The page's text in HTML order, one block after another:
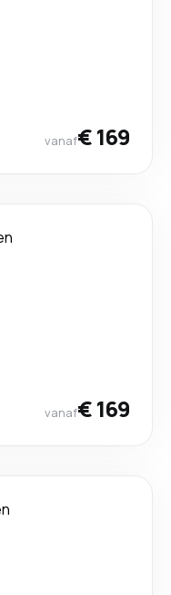
vanaf€ 169
vanaf€ 169